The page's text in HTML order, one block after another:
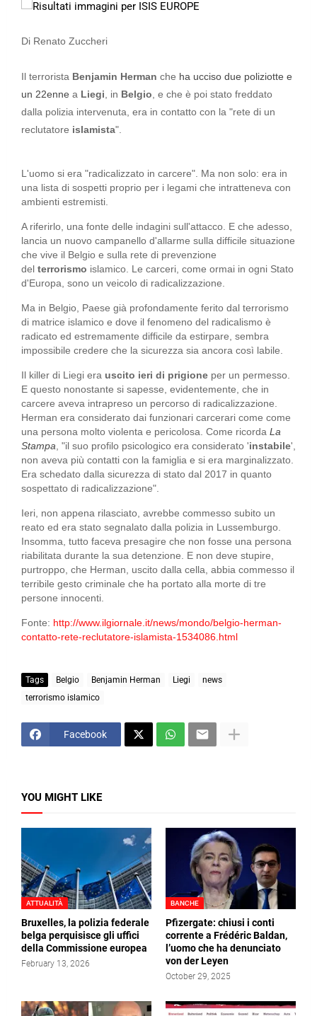
Di Renato Zuccheri
Il terrorista Benjamin Herman che ha ucciso due poliziotte e
un 22enne a Liegi, in Belgio, e che è poi stato freddato
dalla polizia intervenuta, era in contatto con la "rete di un
reclutatore islamista".
L'uomo si era "radicalizzato in carcere". Ma non solo: era in
una lista di sospetti proprio per i legami che intratteneva con
ambienti estremisti.
A riferirlo, una fonte delle indagini sull'attacco. E che adesso,
lancia un nuovo campanello d'allarme sulla difficile situazione
che vive il Belgio e sulla rete di prevenzione
del terrorismo islamico. Le carceri, come ormai in ogni Stato
d'Europa, sono un veicolo di radicalizzazione.
Ma in Belgio, Paese già profondamente ferito dal terrorismo
di matrice islamico e dove il fenomeno del radicalismo è
radicato ed estremamente difficile da estirpare, sembra
impossibile credere che la sicurezza sia ancora così labile.
Il killer di Liegi era uscito ieri di prigione per un permesso.
E questo nonostante si sapesse, evidentemente, che in
carcere aveva intrapreso un percorso di radicalizzazione.
Herman era considerato dai funzionari carcerari come come
una persona molto violenta e pericolosa. Come ricorda La
Stampa, "il suo profilo psicologico era considerato 'instabile',
non aveva più contatti con la famiglia e si era marginalizzato.
Era schedato dalla sicurezza di stato dal 2017 in quanto
sospettato di radicalizzazione".
Ieri, non appena rilasciato, avrebbe commesso subito un
reato ed era stato segnalato dalla polizia in Lussemburgo.
Insomma, tutto faceva presagire che non fosse una persona
riabilitata durante la sua detenzione. E non deve stupire,
purtroppo, che Herman, uscito dalla cella, abbia commesso il
terribile gesto criminale che ha portato alla morte di tre
persone innocenti.
Fonte: http://www.ilgiornale.it/news/mondo/belgio-herman-
contatto-rete-reclutatore-islamista-1534086.html
Tags Belgio Benjamin Herman Liegi
news
terrorismo islamico
Facebook
YOU MIGHT LIKE
ATTUALITÀ
Bruxelles, la polizia federale
belga perquisisce gli uffici
della Commissione europea
February 13, 2026
BANCHE
Pfizergate: chiusi i conti
corrente a Frédéric Baldan,
l’uomo che ha denunciato
von der Leyen
October 29, 2025